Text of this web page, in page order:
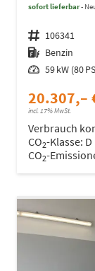
sofort lieferbar
Fahrzeugnr. 106341
Kraftstoff Benzin
Leistung 59 kW (80
20.307,–
incl. 17% MwSt.
Verbrauch
CO2-Klasse: D
CO2-